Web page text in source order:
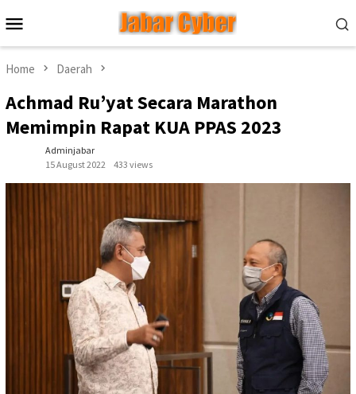
to
contentMenu
Home Daerah
Achmad Ru’yat Secara Marathon
Memimpin Rapat KUA PPAS 2023
Adminjabar
15 August 2022
433 views